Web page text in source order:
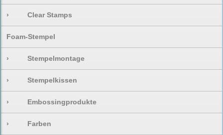
› Clear Stamps
Foam-Stempel
› Stempelmontage
› Stempelkissen
› Embossingprodukte
› Farben